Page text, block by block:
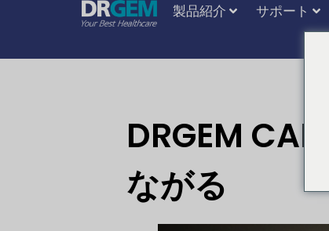
製品紹介 サポート
DRGEM
ながる